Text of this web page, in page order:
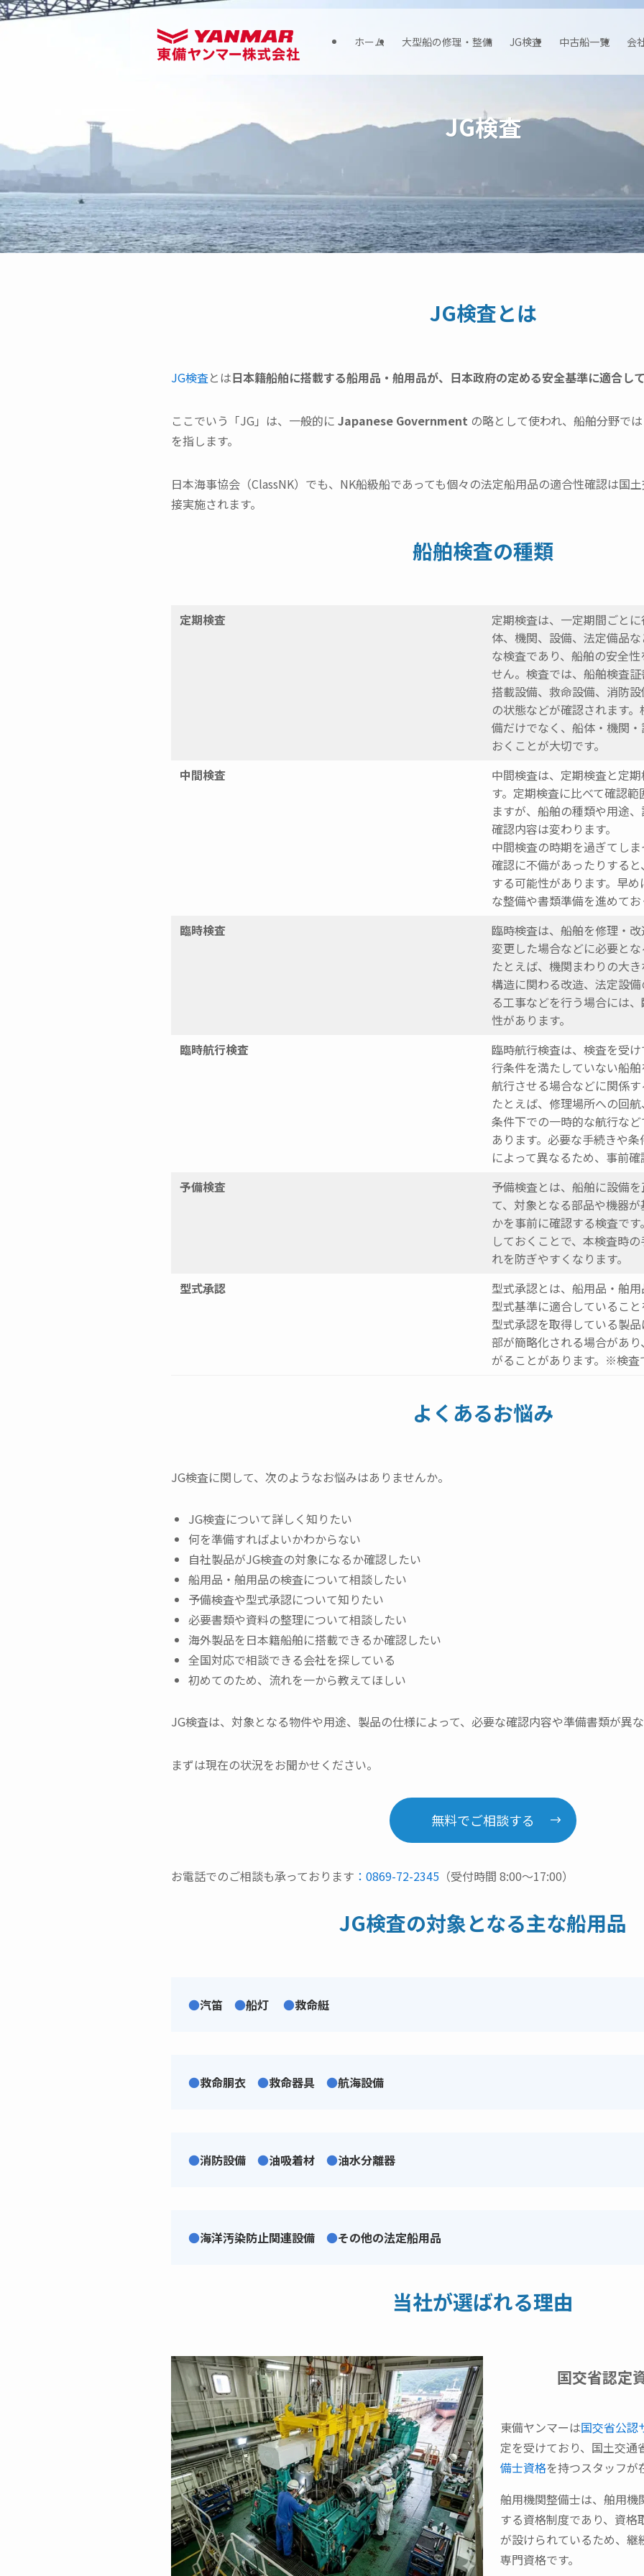
ホーム 大型船の修理・整備 JG検査 中古船一覧 会
JG検査
JG検査とは
JG検査とは日本籍船舶に搭載する船用品・舶用品が、日本政府の定める安全基準に適合し
ここでいう「JG」は、一般的に Japanese Government の略として使われ、船舶分野で
を指します。
日本海事協会（ClassNK）でも、NK船級船であっても個々の法定船用品の適合性確認は国
接実施されます。
船舶検査の種類
定期検査
定期検査は、一定期間ごと
体、機関、設備、法定備品
な検査であり、船舶の安全
せん。検査では、船舶検査
搭載設備、救命設備、消防
の状態などが確認されます
備だけでなく、船体・機関
おくことが大切です。
中間検査
中間検査は、定期検査と定
す。定期検査に比べて確認
ますが、船舶の種類や用途
確認内容は変わります。
中間検査の時期を過ぎてし
確認に不備があったりする
する可能性があります。早
な整備や書類準備を進めて
臨時検査
臨時検査は、船舶を修理・
変更した場合などに必要と
たとえば、機関まわりの大
構造に関わる改造、法定設
る工事などを行う場合には
性があります。
臨時航行検査
臨時航行検査は、検査を受
行条件を満たしていない船
航行させる場合などに関係
たとえば、修理場所への回
条件下での一時的な航行な
あります。必要な手続きや
によって異なるため、事前
予備検査
予備検査とは、船舶に設備
て、対象となる部品や機器
かを事前に確認する検査で
しておくことで、本検査時
れを防ぎやすくなります。
型式承認
型式承認とは、船用品・舶
型式基準に適合しているこ
型式承認を取得している製
部が簡略化される場合があ
がることがあります。※検査
よくあるお悩み
JG検査に関して、次のようなお悩みはありませんか。
JG検査について詳しく知りたい
何を準備すればよいかわからない
自社製品がJG検査の対象になるか確認したい
船用品・舶用品の検査について相談したい
予備検査や型式承認について知りたい
必要書類や資料の整理について相談したい
海外製品を日本籍船舶に搭載できるか確認したい
全国対応で相談できる会社を探している
初めてのため、流れを一から教えてほしい
JG検査は、対象となる物件や用途、製品の仕様によって、必要な確認内容や準備書類が異
まずは現在の状況をお聞かせください。
無料でご相談する
お電話でのご相談も承っております ：0869-72-2345 （受付時間 8:00〜17:00）
JG検査の対象となる主な船用品
●汽笛 ●船灯 ●救命艇
●救命胴衣 ●救命器具 ●航海設備
●消防設備 ●油吸着材 ●油水分離器
●海洋汚染防止関連設備 ●その他の法定船用品
当社が選ばれる理由
国交省認定
東備ヤンマーは国交省公認
定を受けており、国土交通
備士資格を持つスタッフが
舶用機関整備士は、舶用
する資格制度であり、資
が設けられているため、
専門資格です。